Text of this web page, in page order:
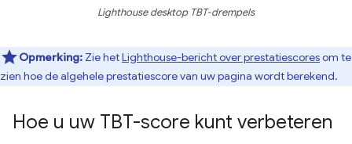
Lighthouse desktop TBT-drempels
Opmerking: Zie hetLighthouse-bericht over prestatiescoresom te
zien hoe de algehele prestatiescore van uw pagina wordt berekend.
Hoe u uw TBT-score kunt verbeteren